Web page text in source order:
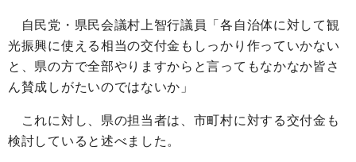
自民党・県民会議村上智行議員「各自治体に対して観
光振興に使える相当の交付金もしっかり作っていかない
と、県の方で全部やりますからと言ってもなかなか皆さ
ん賛成しがたいのではないか」
これに対し、県の担当者は、市町村に対する交付金も
検討していると述べました。